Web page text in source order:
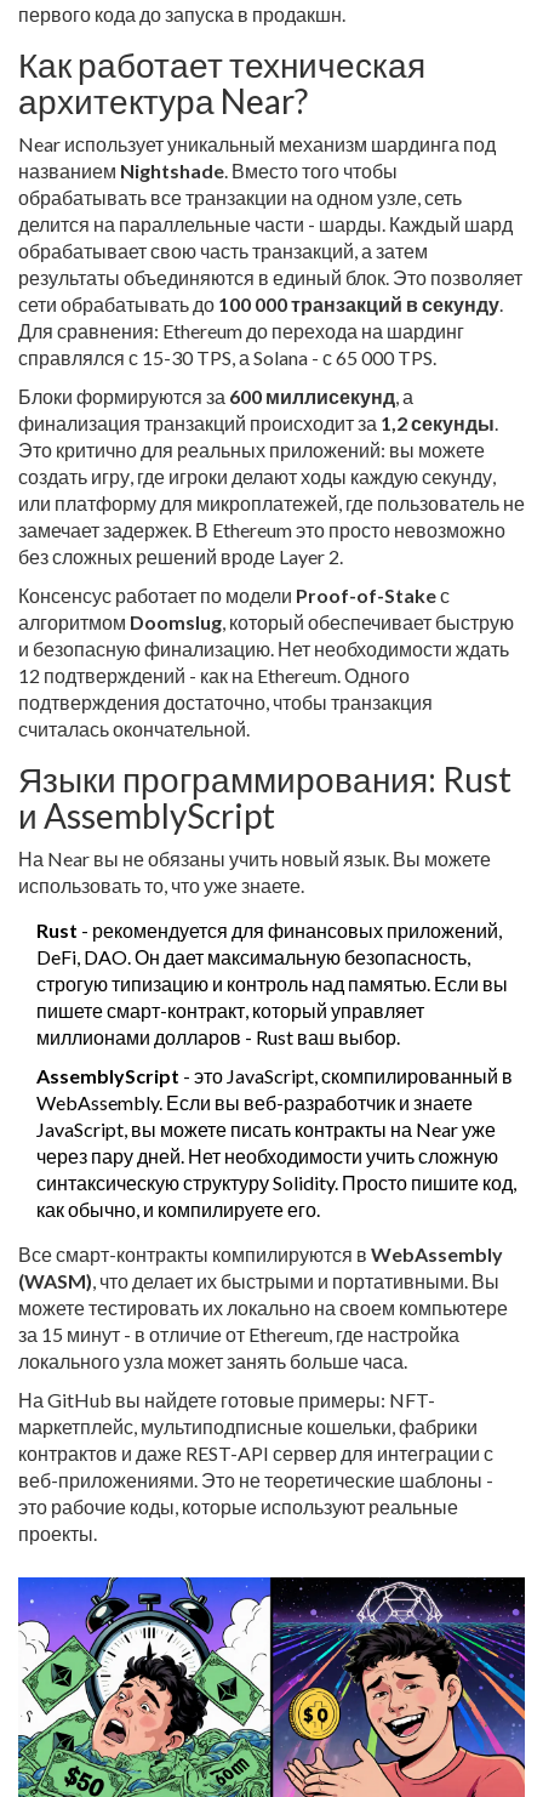
первого кода до запуска в продакшн.
Как работает техническая
архитектура Near?
Near использует уникальный механизм шардинга под
названием Nightshade . Вместо того чтобы
обрабатывать все транзакции на одном узле, сеть
делится на параллельные части - шарды. Каждый шард
обрабатывает свою часть транзакций, а затем
результаты объединяются в единый блок. Это позволяет
сети обрабатывать до 100 000 транзакций в секунду
Для сравнения: Ethereum до перехода на шардинг
справлялся с 15-30 TPS, а Solana - с 65 000 TPS.
Блоки формируются за 600 миллисекунд , а
финализация транзакций происходит за 1,2 секунды
Это критично для реальных приложений: вы можете
создать игру, где игроки делают ходы каждую секунду,
или платформу для микроплатежей, где пользователь не
замечает задержек. В Ethereum это просто невозможно
без сложных решений вроде Layer 2.
Консенсус работает по модели Proof-of-Stakeс
алгоритмом Doomslug , который обеспечивает быструю
и безопасную финализацию. Нет необходимости ждать
12 подтверждений - как на Ethereum. Одного
подтверждения достаточно, чтобы транзакция
считалась окончательной.
Языки программирования: Rust
и AssemblyScript
На Near вы не обязаны учить новый язык. Вы можете
использовать то, что уже знаете.
Rust - рекомендуется для финансовых приложений,
DeFi, DAO. Он дает максимальную безопасность,
строгую типизацию и контроль над памятью. Если вы
пишете смарт-контракт, который управляет
миллионами долларов - Rust ваш выбор.
AssemblyScript - это JavaScript, скомпилированный в
WebAssembly. Если вы веб-разработчик и знаете
JavaScript, вы можете писать контракты на Near уже
через пару дней. Нет необходимости учить сложную
синтаксическую структуру Solidity. Просто пишите код,
как обычно, и компилируете его.
Все смарт-контракты компилируются в WebAssembly
(WASM) , что делает их быстрыми и портативными. Вы
можете тестировать их локально на своем компьютере
за 15 минут - в отличие от Ethereum, где настройка
локального узла может занять больше часа.
На GitHub вы найдете готовые примеры: NFT-
маркетплейс, мультиподписные кошельки, фабрики
контрактов и даже REST-API сервер для интеграции с
веб-приложениями. Это не теоретические шаблоны -
это рабочие коды, которые используют реальные
проекты.